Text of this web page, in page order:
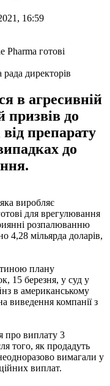
16:59
директорів
в агресивній
призвів до
препарату
до
виробляє
для врегулювання
розпалюванню
4,28 мільярда доларів,
плану
15 березня, у суд у
в американському
компанії з
про виплату 3
того, як продадуть
вимагали у
виплат.